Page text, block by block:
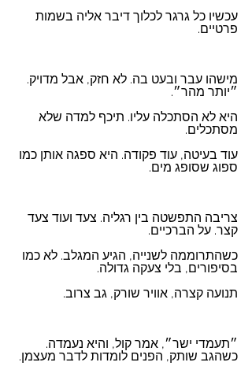
עכשיו כל גרגר לכלוך דיבר אליה בשמות
פרטיים.
מישהו עבר ובעט בה. לא חזק, אבל מדויק.
״יותר מהר״.
היא לא הסתכלה עליו. תיכף למדה שלא
מסתכלים.
עוד בעיטה, עוד פקודה. היא ספגה אותן כמו
ספוג שסופג מים.
צריבה התפשטה בין רגליה. צעד ועוד צעד
קצר. על הברכיים.
כשהתרוממה לשנייה, הגיע המגלב. לא כמו
בסיפורים, בלי צעקה גדולה.
תנועה קצרה, אוויר שורק, גב צרוב.
״תעמדי ישר״, אמר קול, והיא נעמדה.
כשהגב שותק, הפנים לומדות לדבר מעצמן.